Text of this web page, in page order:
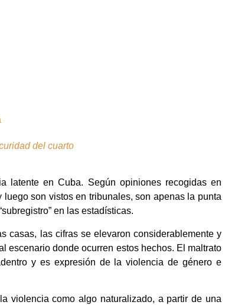
del cuarto
latente en Cuba. Según opiniones recogidas en
son vistos en tribunales, son apenas la punta
en las estadísticas.
casas, las cifras se elevaron considerablemente y
escenario donde ocurren estos hechos. El maltrato
y es expresión de la violencia de género e
violencia como algo naturalizado, a partir de una